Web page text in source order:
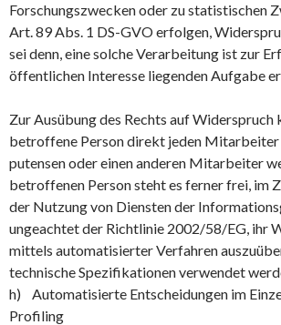
Forschungszwecken oder zu statistischen
Art. 89 Abs. 1 DS-GVO erfolgen,
sei denn, eine solche Verarbeitung ist zur
öffentlichen Interesse liegenden Aufgabe
Zur Ausübung des Rechts auf Widerspruch
betroffene Person direkt jeden Mitarbeiter
putensen oder einen anderen Mitarbeiter
betroffenen Person steht es ferner frei, im
der Nutzung von Diensten der
ungeachtet der Richtlinie 2002/58/EG, ihr
mittels automatisierter Verfahren
technische Spezifikationen verwendet
h) Automatisierte Entscheidungen im
Profiling